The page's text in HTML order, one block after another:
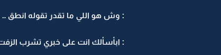
: وش هو اللي ما تقدر تقوله انطق ..
: ابأسألك انت على خبري تشرب